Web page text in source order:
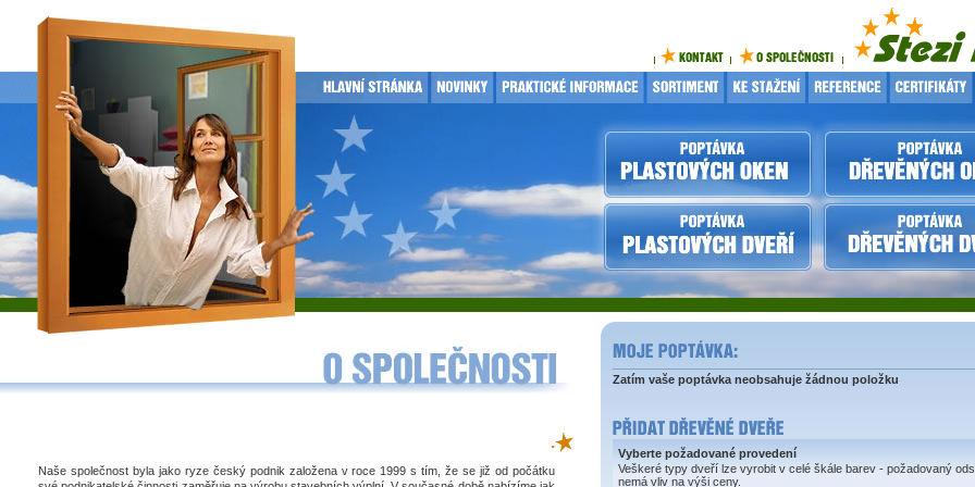
.
Naše společnost byla jako ryze český podnik založena v roce 1999 s tím, že se již od počátku
Zatím vaše poptávka neobsahuje žádnou položku
Vyberte požadované provedení
Veškeré typy dveří lze vyrobit v celé škále barev - požadovaný
nemá vliv na výši ceny.